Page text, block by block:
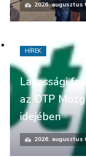
2026. augusztus
Lakossági
az OTP
idejében
2026. augusztus
HÍREK